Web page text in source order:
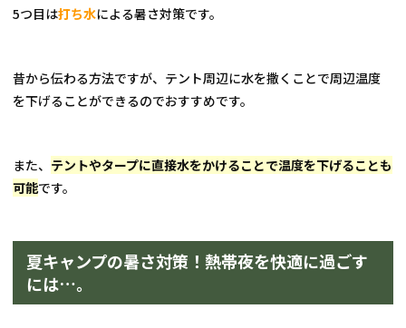
5つ目は打ち水による暑さ対策です。
昔から伝わる方法ですが、テント周辺に水を撒くことで周辺温度
を下げることができるのでおすすめです。
また、 テントやタープに直接水をかけることで温度を下げることも
可能です。
夏キャンプの暑さ対策！熱帯夜を快適に過ごす
には…。